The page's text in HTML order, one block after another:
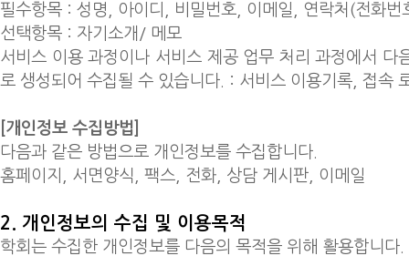
필수항목 : 성명, 아이디, 비밀번호, 이메일, 연락처(전화번
선택항목 : 자기소개/ 메모
서비스 이용 과정이나 서비스 제공 업무 처리 과정에서 다
로 생성되어 수집될 수 있습니다. : 서비스 이용기록, 접속
[개인정보 수집방법]
다음과 같은 방법으로 개인정보를 수집합니다.
홈페이지, 서면양식, 팩스, 전화, 상담 게시판, 이메일
2. 개인정보의 수집 및 이용목적
학회는 수집한 개인정보를 다음의 목적을 위해 활용합니다.